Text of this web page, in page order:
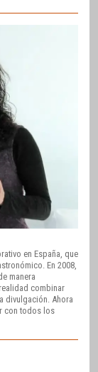
en España, que
En 2008,
manera
combinar
divulgación. Ahora
con todos los